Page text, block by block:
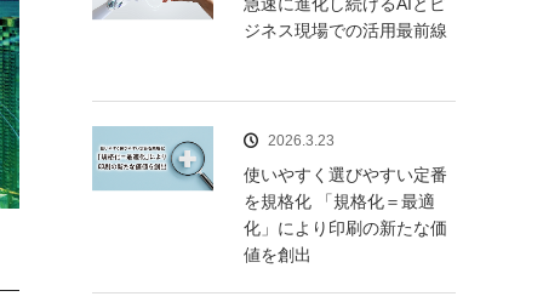
ジネス現場での活用最前線
2026.3.23
使いやすく選びやすい定番
を規格化 「規格化＝最適
化」により印刷の新たな価
値を創出